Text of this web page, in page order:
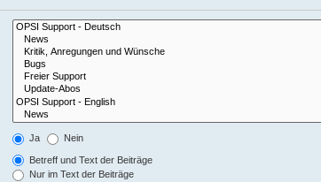
Ja Nein
Betreff und Text der Beiträge
Nur im Text der Beiträge